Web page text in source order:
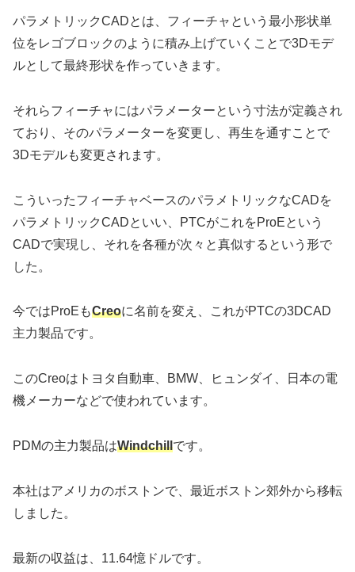
パラメトリックCADとは、フィーチャという最小形状単
位をレゴブロックのように積み上げていくことで3Dモデ
ルとして最終形状を作っていきます。
それらフィーチャにはパラメーターという寸法が定義され
ており、そのパラメーターを変更し、再生を通すことで
3Dモデルも変更されます。
こういったフィーチャベースのパラメトリックなCADを
パラメトリックCADといい、PTCがこれをProEという
CADで実現し、それを各種が次々と真似するという形で
した。
今ではProEもCreoに名前を変え、これがPTCの3DCAD
主力製品です。
このCreoはトヨタ自動車、BMW、ヒュンダイ、日本の電
機メーカーなどで使われています。
PDMの主力製品はWindchillです。
本社はアメリカのボストンで、最近ボストン郊外から移転
しました。
最新の収益は、11.64憶ドルです。